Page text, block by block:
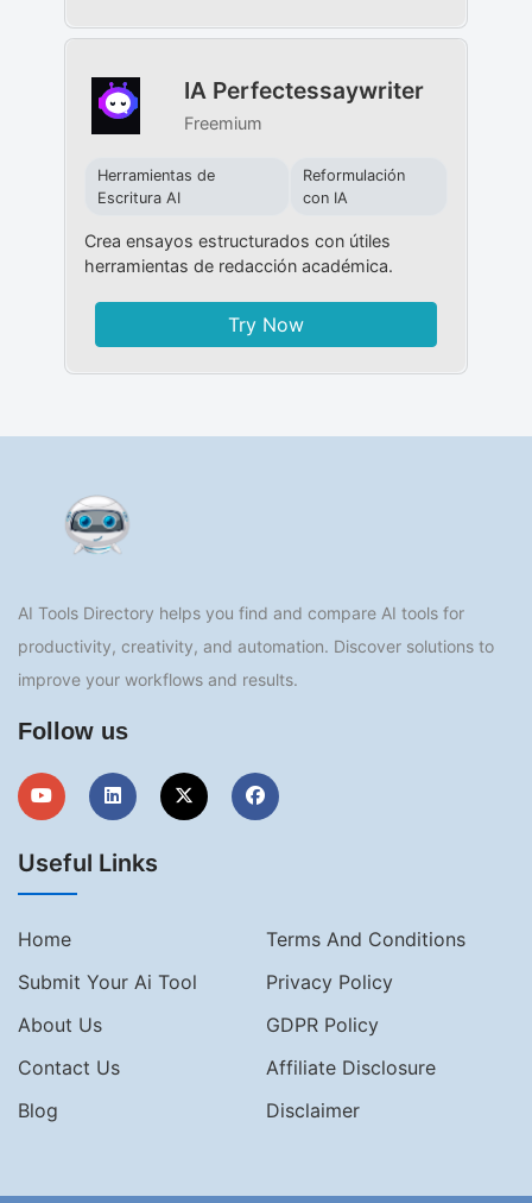
IA Perfectessaywriter
Freemium
Herramientas de
Escritura AI
Reformulación
con IA
Crea ensayos estructurados con útiles
herramientas de redacción académica.
Try Now
AI Tools Directory helps you find and compare AI tools for
productivity, creativity, and automation. Discover solutions to
improve your workflows and results.
Follow us
Useful Links
Home
Terms And Conditions
Submit Your Ai Tool
Privacy Policy
About Us
GDPR Policy
Contact Us
Affiliate Disclosure
Blog
Disclaimer